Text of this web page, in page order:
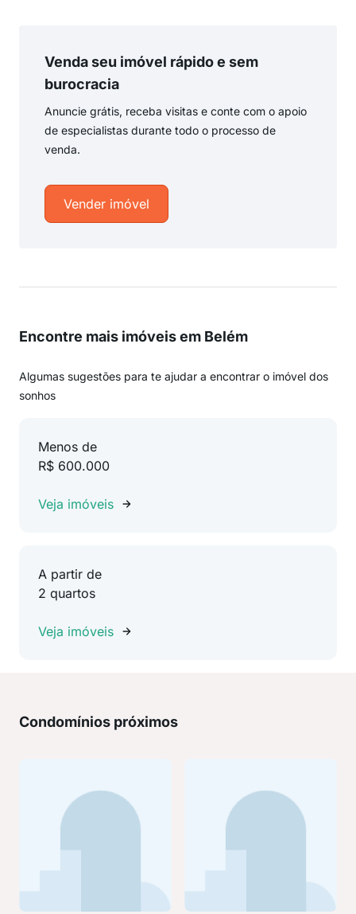
Venda seu imóvel rápido e sem
burocracia
Anuncie grátis, receba visitas e conte com o apoio
de especialistas durante todo o processo de
venda.
Vender imóvel
Encontre mais imóveis em Belém
Algumas sugestões para te ajudar a encontrar o imóvel dos
sonhos
Menos de
R$ 600.000
Veja imóveis
A partir de
2 quartos
Veja imóveis
Condomínios próximos